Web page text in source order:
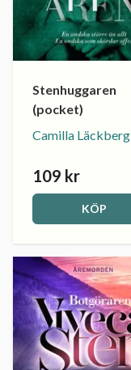
Stenhuggaren
(pocket)
Camilla Läckberg
109 kr
KÖP